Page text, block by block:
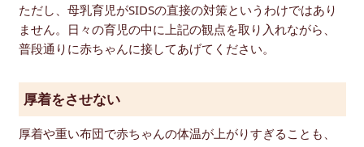
ただし、母乳育児がSIDSの直接の対策というわけではあり
ません。日々の育児の中に上記の観点を取り入れながら、
普段通りに赤ちゃんに接してあげてください。
厚着をさせない
厚着や重い布団で赤ちゃんの体温が上がりすぎることも、